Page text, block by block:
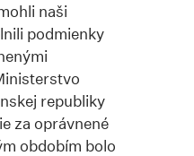
naši
podmienky
republiky
za oprávnené
obdobím bolo